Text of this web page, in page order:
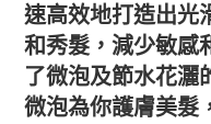
速高效地打造出光
和秀髮，減少敏感
了微泡及節水花灑
微泡為你護膚美髮